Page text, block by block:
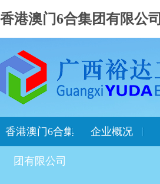
香港澳门6合集团有限公司
香港澳门6合集
团有限公司
企业概况